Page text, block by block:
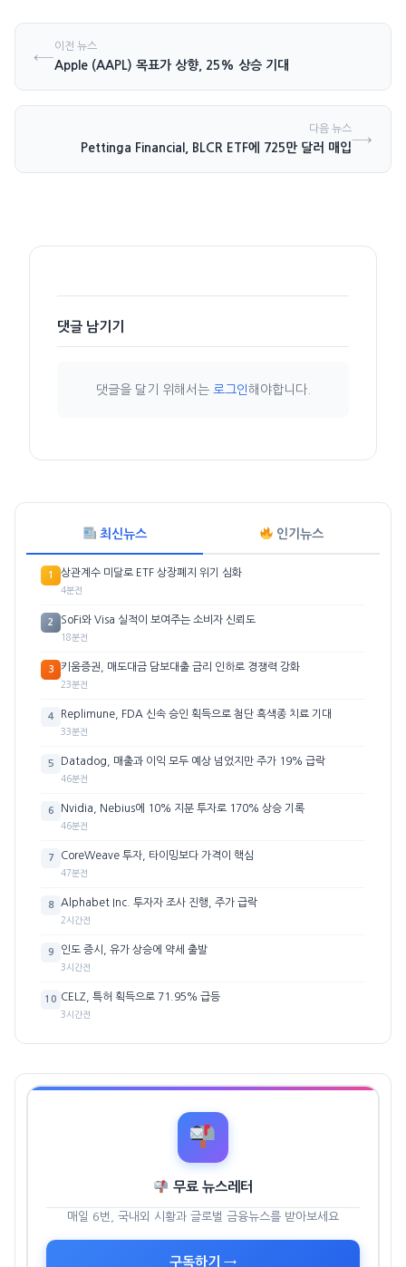
←이전 뉴스
Apple (AAPL) 목표가 상향, 25% 상승 기대
다음 뉴스
Pettinga Financial, BLCR ETF에 725만 달러 매입→
댓글 남기기
댓글을 달기 위해서는 로그인해야합니다.
최신뉴스 인기뉴스
1 상관계수 미달로 ETF 상장폐지 위기 심화
4분전
2 SoFi와 Visa 실적이 보여주는 소비자 신뢰도
18분전
3 키움증권, 매도대금 담보대출 금리 인하로 경쟁력 강화
23분전
4 Replimune, FDA 신속 승인 획득으로 첨단 흑색종 치료 기대
33분전
5 Datadog, 매출과 이익 모두 예상 넘었지만 주가 19% 급락
46분전
6 Nvidia, Nebius에 10% 지분 투자로 170% 상승 기록
46분전
7 CoreWeave 투자, 타이밍보다 가격이 핵심
47분전
8 Alphabet Inc. 투자자 조사 진행, 주가 급락
2시간전
9 인도 증시, 유가 상승에 약세 출발
3시간전
10 CELZ, 특허 획득으로 71.95% 급등
3시간전
무료 뉴스레터
매일 6번, 국내외 시황과 글로벌 금융뉴스를 받아보세요
구독하기 →